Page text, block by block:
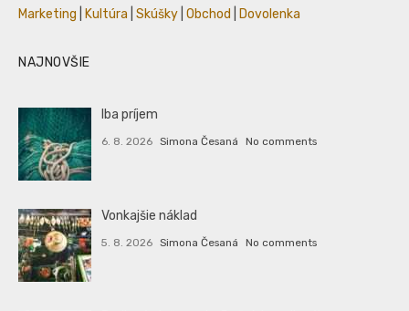
Marketing
Kultúra Skúšky Obchod Dovolenka
NAJNOVŠIE
Iba príjem
6. 8. 2026 Simona Česaná No comments
Vonkajšie náklad
5. 8. 2026 Simona Česaná No comments